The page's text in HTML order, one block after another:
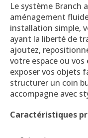
Le système Branch
aménagement
installation simple,
ayant la liberté de
ajoutez,
votre espace ou vos
exposer vos objets
structurer un coin
accompagne avec
Caractéristiques